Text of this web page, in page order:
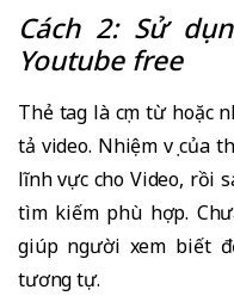
Cách 2: Sử
Youtube free
Thẻ tag là cụm từ hoặc
tả video. Nhiệm vụ của
lĩnh vực cho Video, rồi
tìm kiếm phù hợp.
giúp người xem biết
tương tự.